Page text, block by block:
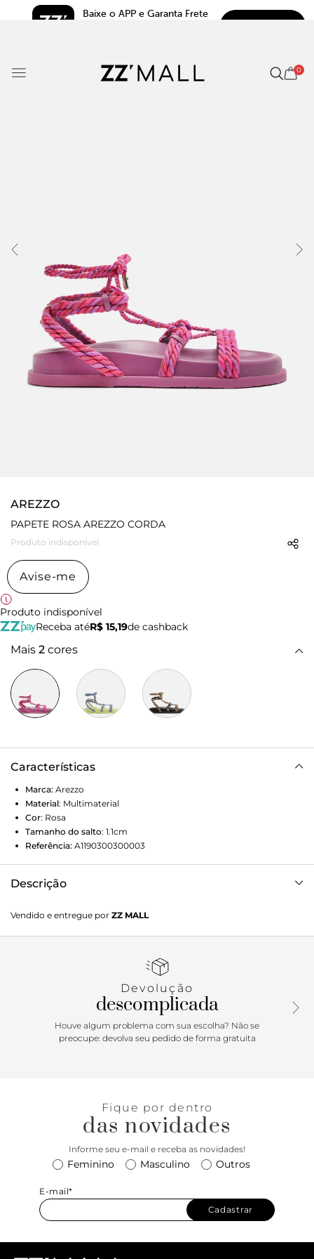
Baixe o APP e Garanta Frete
0
AREZZO
PAPETE ROSA AREZZO CORDA
Produto indisponível
Avise-me
Produto indisponível
Receba atéR$ 15,19de cashback
Mais 2 cores
Características
Marca: Arezzo
Material: Multimaterial
Cor: Rosa
Tamanho do salto: 1.1cm
Referência: A1190300300003
Descrição
do pé, e tiras de amarração que se ajustam ao tornozelo.
Logotipo da Arezzo na palmilha.
Vendido e entregue por ZZ MALL
Devolução
descomplicada
Houve algum problema com sua escolha? Não se
preocupe: devolva seu pedido de forma gratuita
Fique por dentro
das novidades
Informe seu e-mail e receba as novidades!
Feminino Masculino Outros
E-mail*
Cadastrar